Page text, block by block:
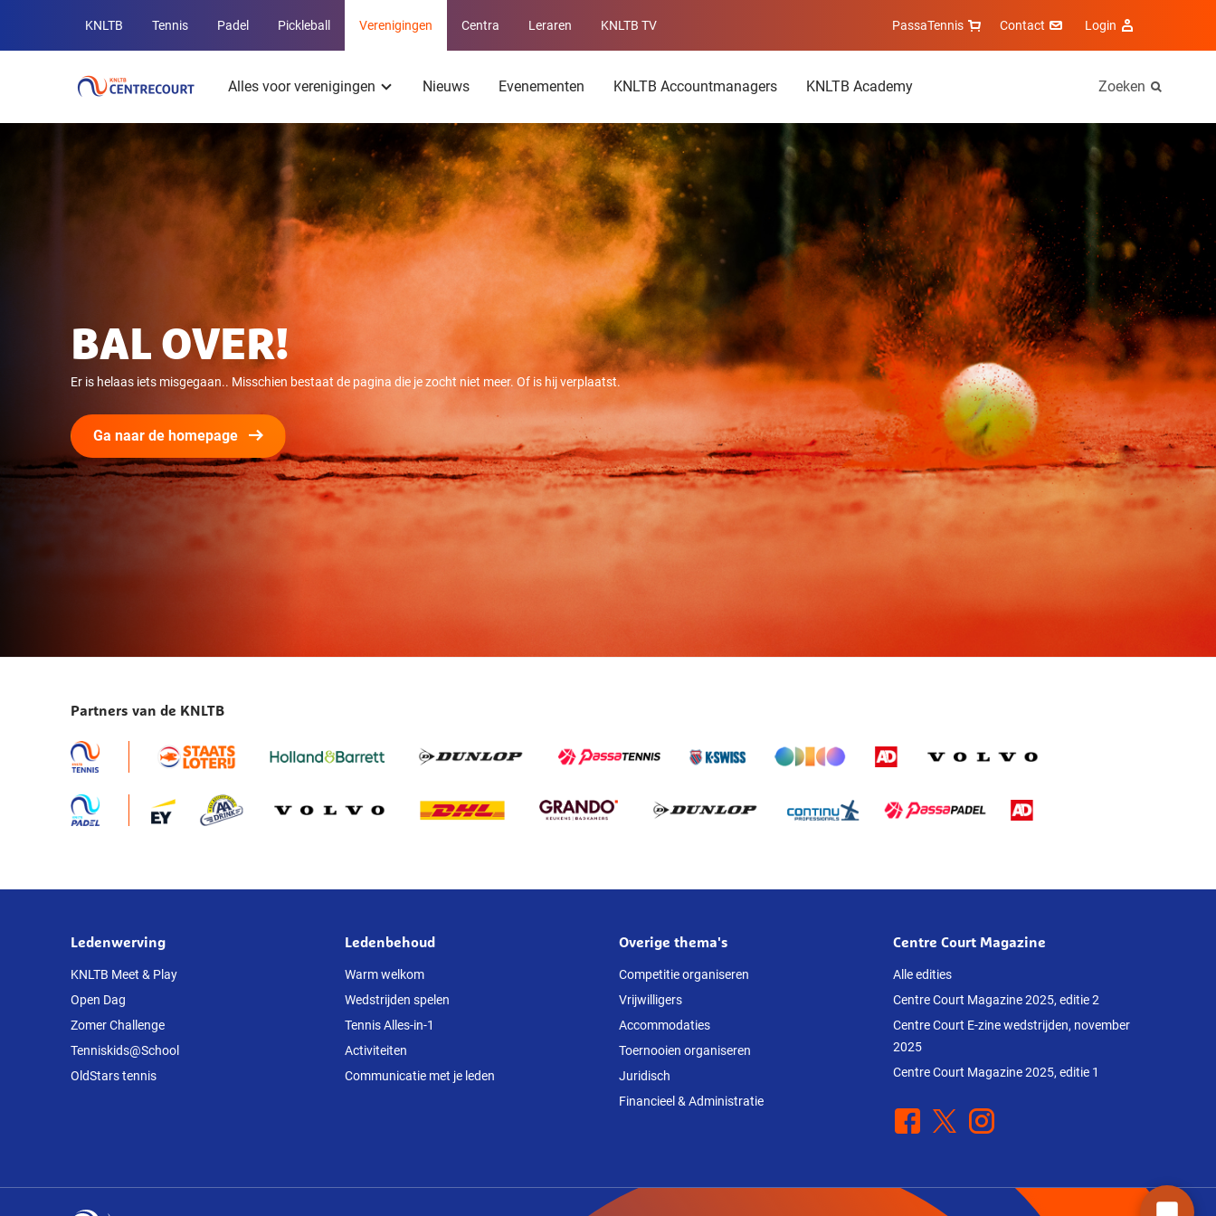
Overige
KNLTB
websites
KNLTB Tennis Padel Pickleball Verenigingen Centra Leraren KNLTB TV PassaTennis Contact Login
Alles voor verenigingen Nieuws Evenementen KNLTB Accountmanagers KNLTB Academy Zoeken
BAL OVER!
Er is helaas iets misgegaan.. Misschien bestaat de pagina die je zocht niet meer. Of is hij verplaatst.
Ga naar de homepage
Partners van de KNLTB
Over
deze
website
Ledenwerving
KNLTB Meet & Play
Open Dag
Zomer Challenge
Tenniskids@School
OldStars tennis
Ledenbehoud
Warm welkom
Wedstrijden spelen
Tennis Alles-in-1
Activiteiten
Communicatie met je leden
Overige thema's
Competitie organiseren
Vrijwilligers
Accommodaties
Toernooien organiseren
Juridisch
Financieel & Administratie
Centre Court Magazine
Alle edities
Centre Court Magazine 2025, editie 2
Centre Court E-zine wedstrijden, november
2025
Centre Court Magazine 2025, editie 1
Facebook
X Instagram